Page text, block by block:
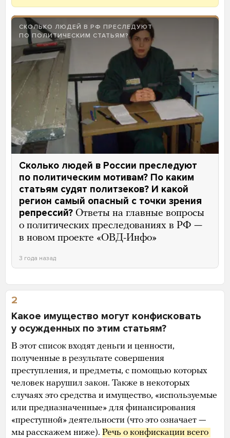
СКОЛЬКО ЛЮДЕЙ В РФ ПРЕСЛЕДУЮТ
ПО ПОЛИТИЧЕСКИМ СТАТЬЯМ?
Сколько людей в России преследуют
по политическим мотивам? По каким
статьям судят политзеков? И какой
регион самый опасный с точки зрения
репрессий? Ответы на главные вопросы
о политических преследованиях в РФ —
в новом проекте «ОВД-Инфо»
3 года назад
2
Какое имущество могут конфисковать
у осужденных по этим статьям?
В этот список входят деньги и ценности,
полученные в результате совершения
преступления, и предметы, с помощью которых
человек нарушил закон. Также в некоторых
случаях это средства и имущество, «используемые
или предназначенные» для финансирования
«преступной» деятельности (что это означает —
мы расскажем ниже). Речь о конфискации всего